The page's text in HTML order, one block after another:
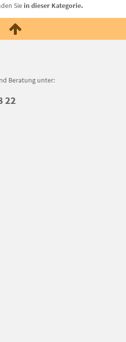
Sie in dieser Kategorie.
Beratung unter:
22